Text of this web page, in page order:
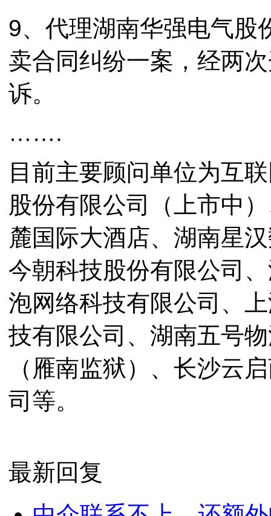
9、代理湖南华强电气股
卖合同纠纷一案，经两
诉。
…….
目前主要顾问单位为互
股份有限公司（上市中
麓国际大酒店、湖南星
今朝科技股份有限公司
泡网络科技有限公司、
技有限公司、湖南五号
（雁南监狱）、长沙云
司等。
最新回复